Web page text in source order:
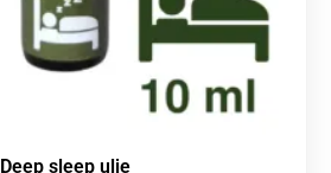
Deep sleep ulje